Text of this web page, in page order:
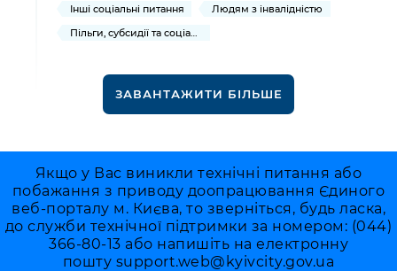
Інші соціальні питання
Людям з інвалідністю
Пільги, субсидії та соціальний захист
ЗАВАНТАЖИТИ БІЛЬШЕ
Якщо у Вас виникли технічні питання або
побажання з приводу доопрацювання Єдиного
веб-порталу м. Києва, то зверніться, будь ласка,
до служби технічної підтримки за номером: (044)
366-80-13 або напишіть на електронну
пошту support.web@kyivcity.gov.ua